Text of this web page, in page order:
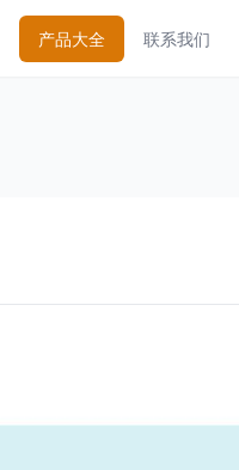
产品大全 联系我们